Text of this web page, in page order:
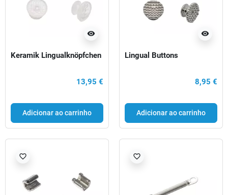
visibility
Keramik Lingualknöpfchen
13,95 €
Adicionar ao carrinho
visibility
Lingual Buttons
8,95 €
Adicionar ao carrinho
favorite_border favorite_border